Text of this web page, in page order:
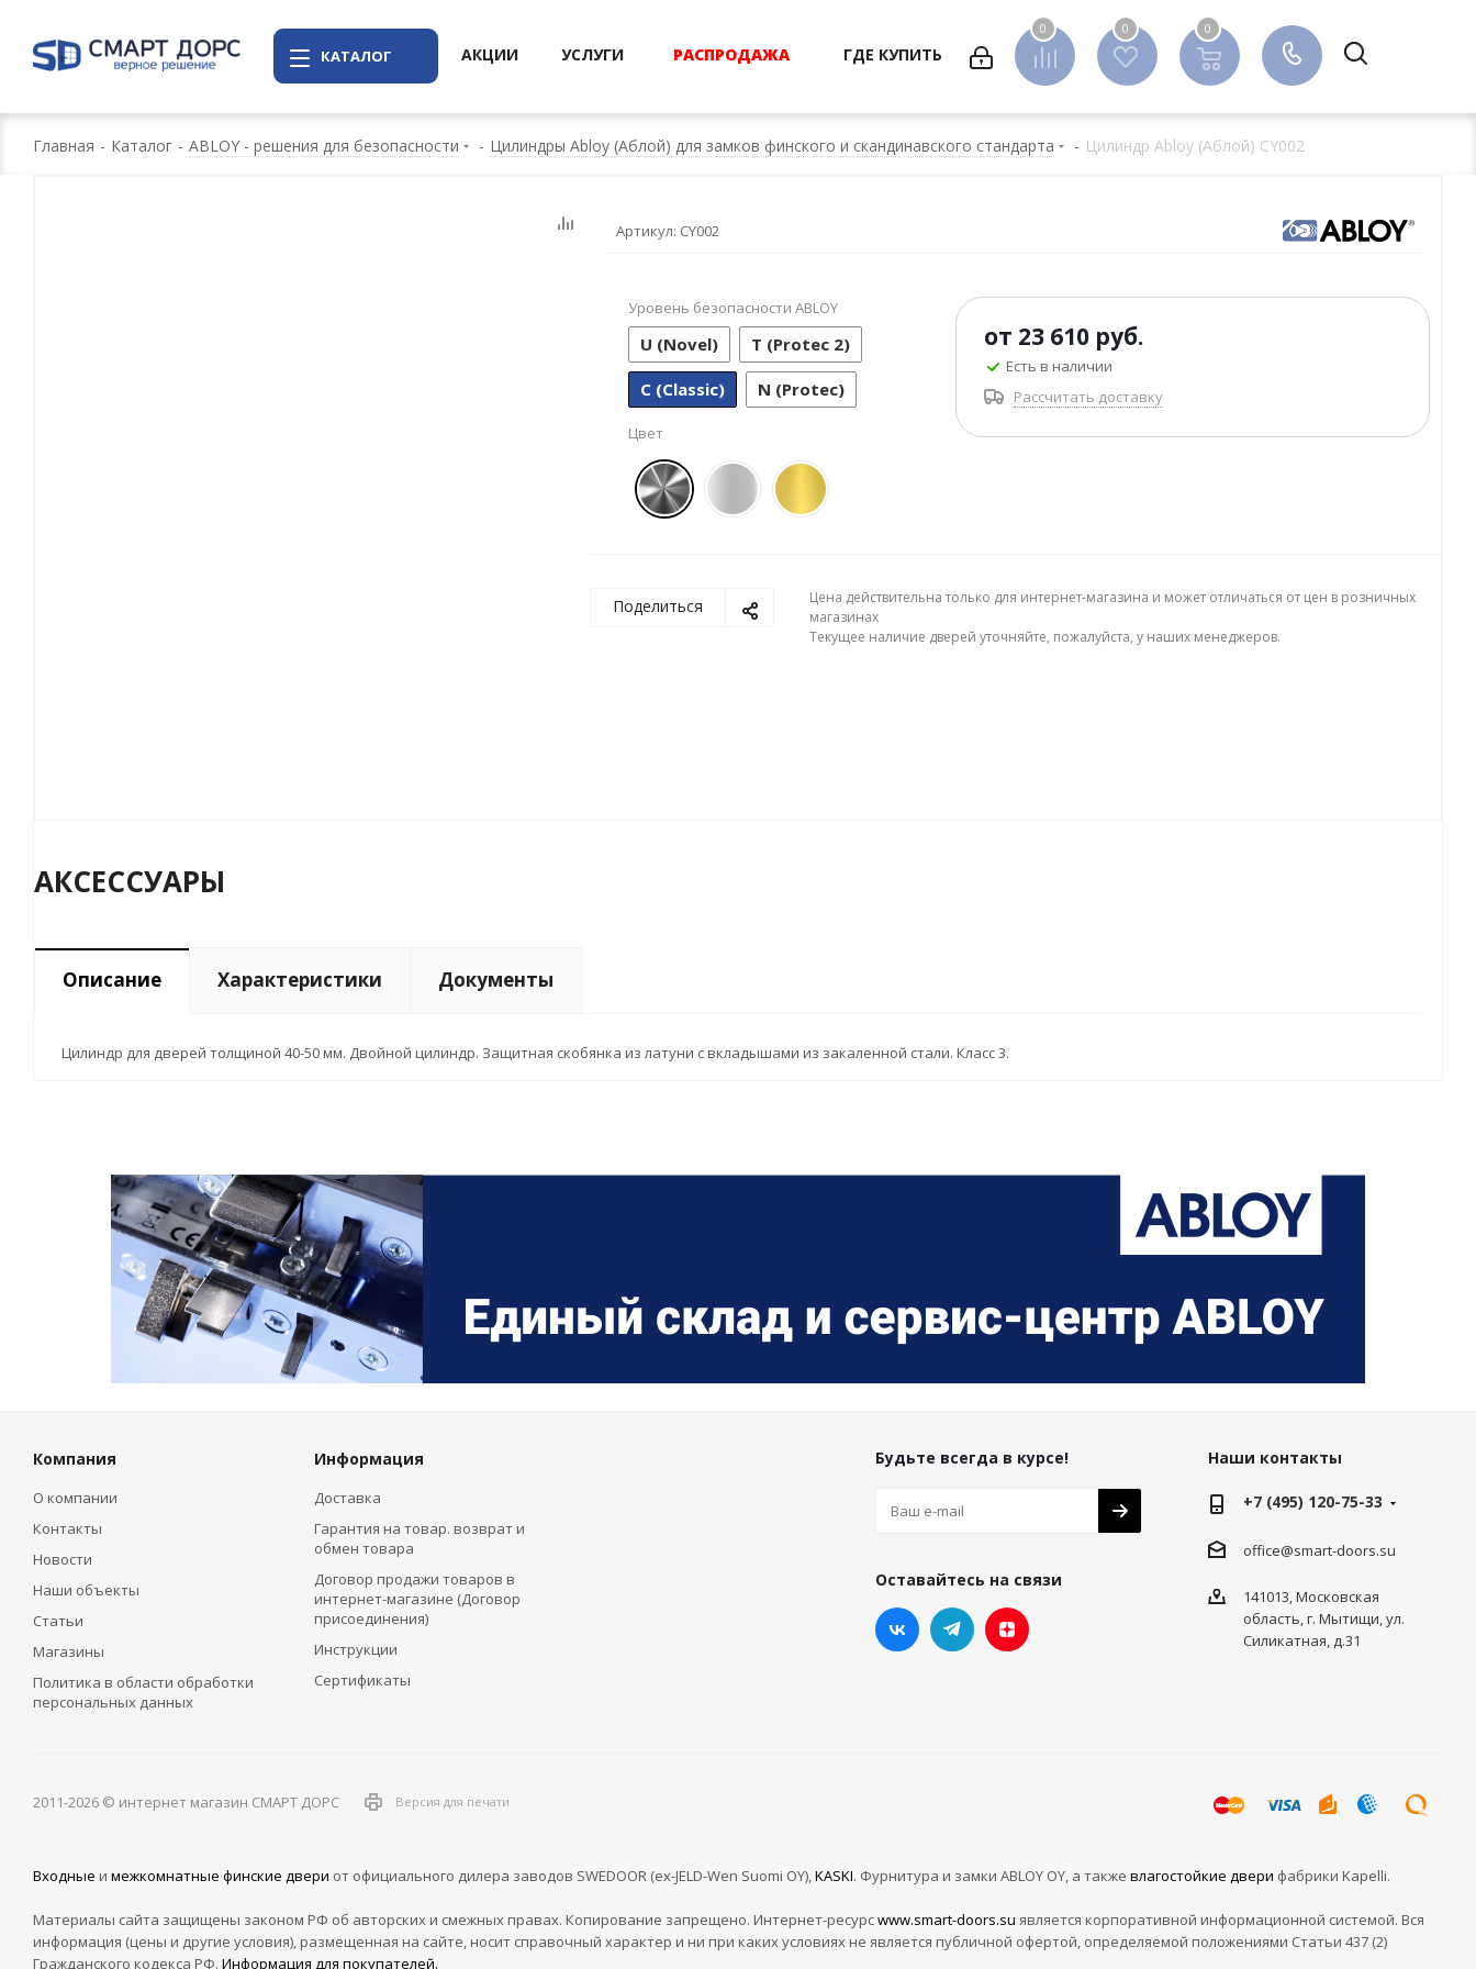
КАТАЛОГ
0 0 0
0
АКЦИИ УСЛУГИ РАСПРОДАЖА ГДЕ КУПИТЬ
Главная - Каталог - ABLOY - решения для безопасности - Цилиндры Abloy (Аблой) для замков финского и скандинавского стандарта - Цилиндр Abloy (Аблой) CY002
Артикул: CY002
от 23 610 руб.
Есть в наличии
Рассчитать доставку
Уровень безопасности ABLOY
U (Novel) T (Protec 2)
С (Classic) N (Protec)
Цвет
Поделиться
Цена действительна только для интернет-магазина и может отличаться от цен в розничных
магазинах
Текущее наличие дверей уточняйте, пожалуйста, у наших менеджеров.
АКСЕССУАРЫ
Описание Характеристики Документы
Цилиндр для дверей толщиной 40-50 мм. Двойной цилиндр. Защитная скобянка из латуни с вкладышами из закаленной стали. Класс 3.
Компания
О компании
Контакты
Новости
Наши объекты
Статьи
Магазины
Политика в области обработки
персональных данных
Информация
Доставка
Гарантия на товар. возврат и
обмен товара
Договор продажи товаров в
интернет-магазине (Договор
присоединения)
Инструкции
Сертификаты
Будьте всегда в курсе!
Оставайтесь на связи
Наши контакты
+7 (495) 120-75-33
office@smart-doors.su
141013, Московская
область, г. Мытищи, ул.
Силикатная, д.31
2011-2026 © интернет магазин СМАРТ ДОРС Версия для печати
Входные и межкомнатные финские двери от официального дилера заводов SWEDOOR (ex-JELD-Wen Suomi OY),KASKI. Фурнитура и замки ABLOY OY, а также влагостойкие двери фабрики Kapelli.
Материалы сайта защищены законом РФ об авторских и смежных правах. Копирование запрещено. Интернет-ресурсwww.smart-doors.su является корпоративной информационной системой. Вся
информация (цены и другие условия), размещенная на сайте, носит справочный характер и ни при каких условиях не является публичной офертой, определяемой положениями Статьи 437 (2)
Гражданского кодекса РФ. Информация для покупателей.